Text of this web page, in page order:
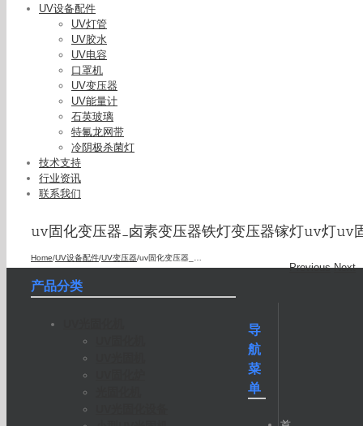
UV设备配件
UV灯管
UV胶水
UV电容
口罩机
UV变压器
UV能量计
石英玻璃
特氟龙网带
冷阴极杀菌灯
技术支持
行业资讯
联系我们
uv固化变压器_卤素变压器铁灯变压器镓灯uv灯uv
Home/UV设备配件/UV变压器/uv固化变压器_卤素变压器铁灯变压器镓灯uv灯uv固化
Previous Next
产品分类
导
航
菜
单